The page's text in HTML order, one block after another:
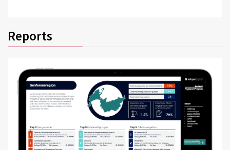
Reports